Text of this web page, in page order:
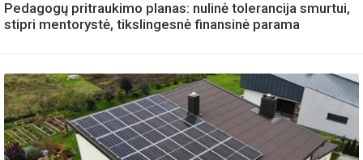
Pedagogų pritraukimo planas: nulinė tolerancija smurtui,
stipri mentorystė, tikslingesnė finansinė parama